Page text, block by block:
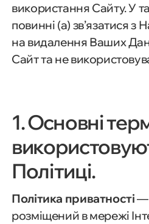
використання Сайту. У
повинні (а) зв’язатися з
на видалення Ваших
Сайт та не
1. Основні
Політиці.
Політика приватності—
розміщений в мережі